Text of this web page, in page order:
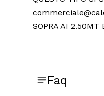
SOPRA AI 2.50MT
Faq